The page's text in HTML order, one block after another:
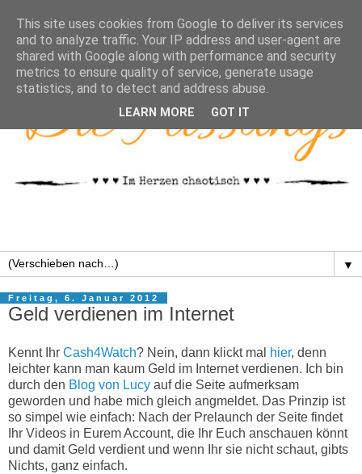
▼
Freitag, 6. Januar 2012
Geld verdienen im Internet
Kennt Ihr Cash4Watch? Nein, dann klickt mal hier, denn
leichter kann man kaum Geld im Internet verdienen. Ich bin
durch den Blog von Lucy auf die Seite aufmerksam
geworden und habe mich gleich angmeldet. Das Prinzip ist
so simpel wie einfach: Nach der Prelaunch der Seite findet
Ihr Videos in Eurem Account, die Ihr Euch anschauen könnt
und damit Geld verdient und wenn Ihr sie nicht schaut, gibts
Nichts, ganz einfach.
This site uses cookies from Google to deliver its services
and to analyze traffic. Your IP address and user-agent are
shared with Google along with performance and security
metrics to ensure quality of service, generate usage
statistics, and to detect and address abuse.
LEARN MORE GOT IT